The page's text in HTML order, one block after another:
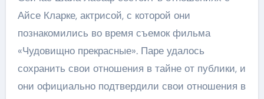
Айсе Кларке, актрисой, с которой они
познакомились во время съемок фильма
«Чудовищно прекрасные». Паре удалось
сохранить свои отношения в тайне от публики, и
они официально подтвердили свои отношения в